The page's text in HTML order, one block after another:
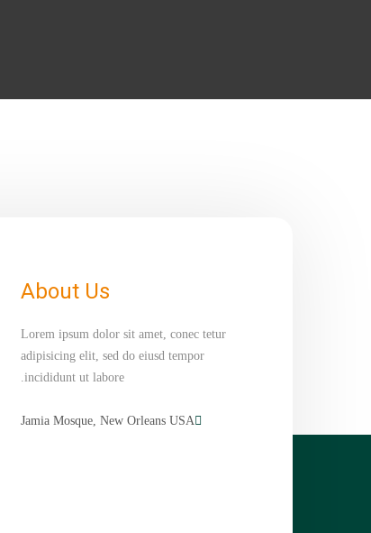
About Us
Lorem ipsum dolor sit amet, conec tetur
adipisicing elit, sed do eiusd tempor
incididunt ut labore.
Jamia Mosque, New Orleans USA